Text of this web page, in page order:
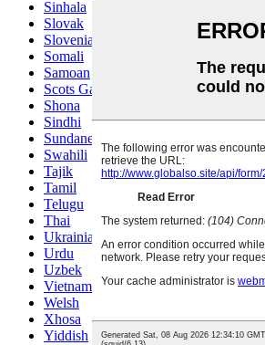
Sinhala
Slovak
Slovenian
Somali
Samoan
Scots Gaelic
Shona
Sindhi
Sundanese
Swahili
Tajik
Tamil
Telugu
Thai
Ukrainian
Urdu
Uzbek
Vietnamese
Welsh
Xhosa
Yiddish